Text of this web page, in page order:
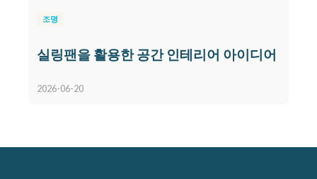
조명
실링팬을 활용한 공간 인테리어 아이디어
2026-06-20